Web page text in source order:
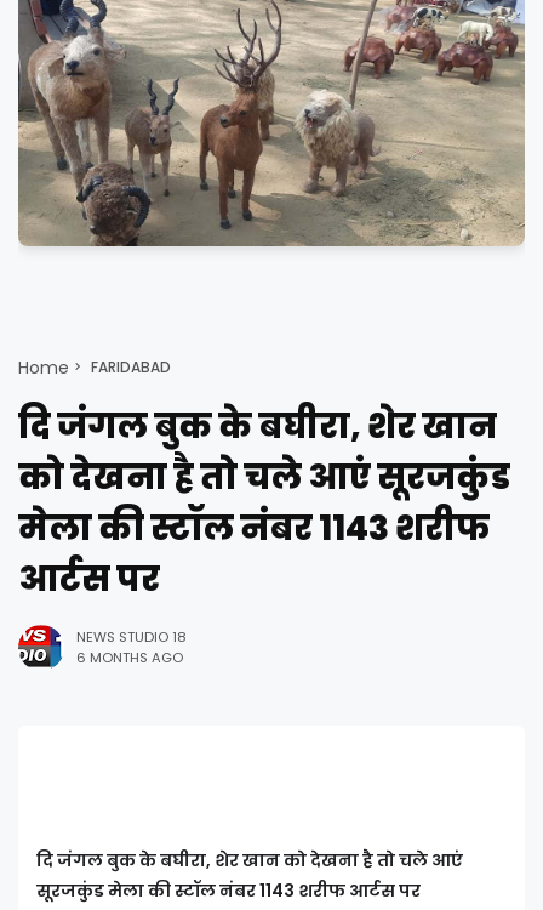
Home FARIDABAD
दि जंगल बुक के बघीरा, शेर खान
को देखना है तो चले आएं सूरजकुंड
मेला की स्टॉल नंबर 1143 शरीफ
आर्टस पर
NEWS STUDIO 18
6 MONTHS AGO
दि जंगल बुक के बघीरा, शेर खान को देखना है तो चले आएं
सूरजकुंड मेला की स्टॉल नंबर 1143 शरीफ आर्टस पर